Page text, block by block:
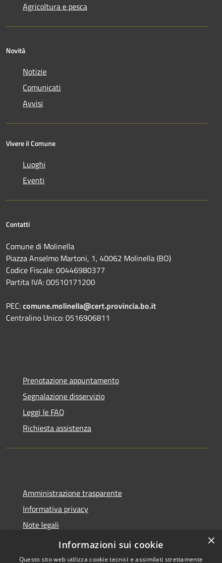
Agricoltura e pesca
Novità
Notizie
Comunicati
Avvisi
Vivere il Comune
Luoghi
Eventi
Contatti
Comune di Molinella
Piazza Anselmo Martoni, 1, 40062 Molinella (BO)
Codice Fiscale: 00446980377
Partita IVA: 00510171200
PEC:comune.molinella@cert.provincia.bo.it
Centralino Unico: 0516906811
Prenotazione appuntamento
Segnalazione disservizio
Leggi le FAQ
Richiesta assistenza
Amministrazione trasparente
Informativa privacy
Note legali
Dichiarazione di accessibilità
×
Informazioni sui cookie
Questo sito web utilizza cookie tecnici e assimilati strettamente